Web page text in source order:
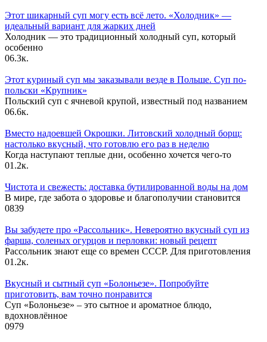
Этот шикарный суп могу есть всё лето. «Холодник» —
идеальный вариант для жарких дней
Холодник — это традиционный холодный суп, который
особенно
06.3к.
Этот куриный суп мы заказывали везде в Польше. Суп по-
польски «Крупник»
Польский суп с ячневой крупой, известный под названием
06.6к.
Вместо надоевшей Окрошки. Литовский холодный борщ:
настолько вкусный, что готовлю его раз в неделю
Когда наступают теплые дни, особенно хочется чего-то
01.2к.
Чистота и свежесть: доставка бутилированной воды на дом
В мире, где забота о здоровье и благополучии становится
0839
Вы забудете про «Рассольник». Невероятно вкусный суп из
фарша, соленых огурцов и перловки: новый рецепт
Рассольник знают еще со времен СССР. Для приготовления
01.2к.
Вкусный и сытный cуп «Болоньезе». Попробуйте
приготовить, вам точно понравится
Суп «Болоньезе» – это сытное и ароматное блюдо,
вдохновлённое
0979